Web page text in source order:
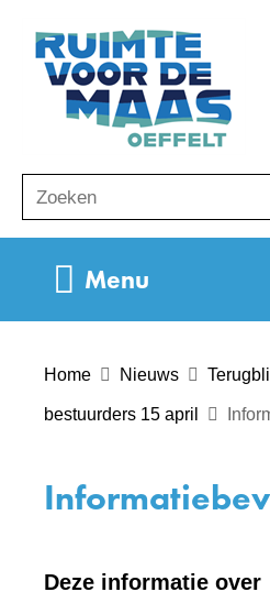
o
e
Zoeken
Menu
Home Nieuws
bestuurders 15 april
Deze informatie over